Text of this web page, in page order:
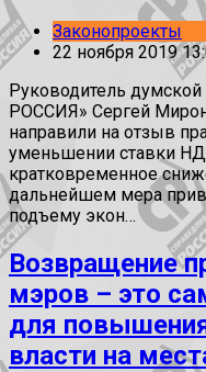
Законопроекты
22 ноября 2019
Руководитель
РОССИЯ» Сергей
направили на отзыв
уменьшении ставки
кратковременное
дальнейшем мера
подъему экон…
Возвращение
мэров – это
для
власти на